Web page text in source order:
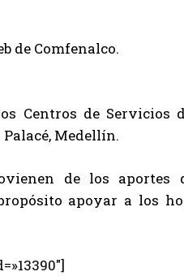
de Comfenalco.
Centros de Servicios
Medellín.
de los aportes
apoyar a los